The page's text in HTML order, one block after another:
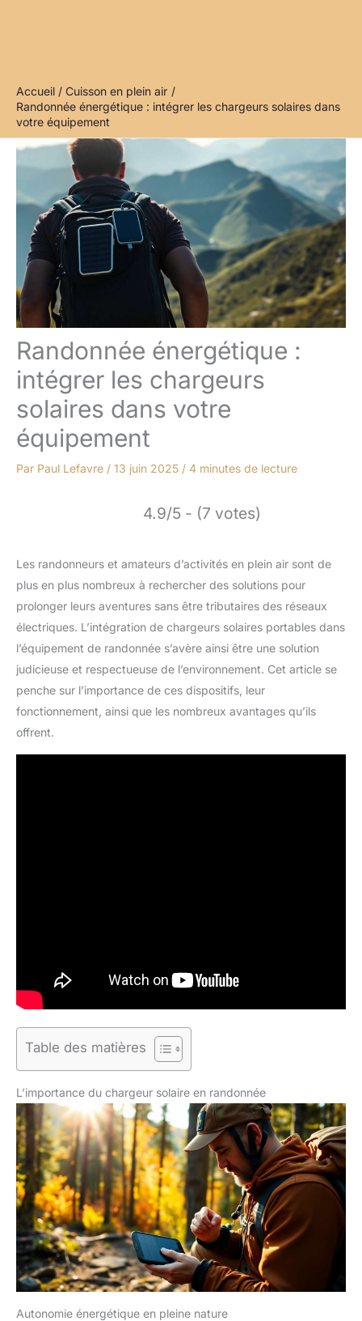
Accueil
Cuisson en plein air
Randonnée énergétique : intégrer les chargeurs solaires dans
votre équipement
Randonnée énergétique :
intégrer les chargeurs
solaires dans votre
équipement
Par Paul Lefavre / 13 juin 2025 / 4 minutes de lecture
4.9/5 - (7 votes)
Les randonneurs et amateurs d’activités en plein air sont de
plus en plus nombreux à rechercher des solutions pour
prolonger leurs aventures sans être tributaires des réseaux
électriques. L’intégration de chargeurs solaires portables dans
l’équipement de randonnée s’avère ainsi être une solution
judicieuse et respectueuse de l’environnement. Cet article se
penche sur l’importance de ces dispositifs, leur
fonctionnement, ainsi que les nombreux avantages qu’ils
offrent.
Table des matières
L’importance du chargeur solaire en randonnée
Autonomie énergétique en pleine nature